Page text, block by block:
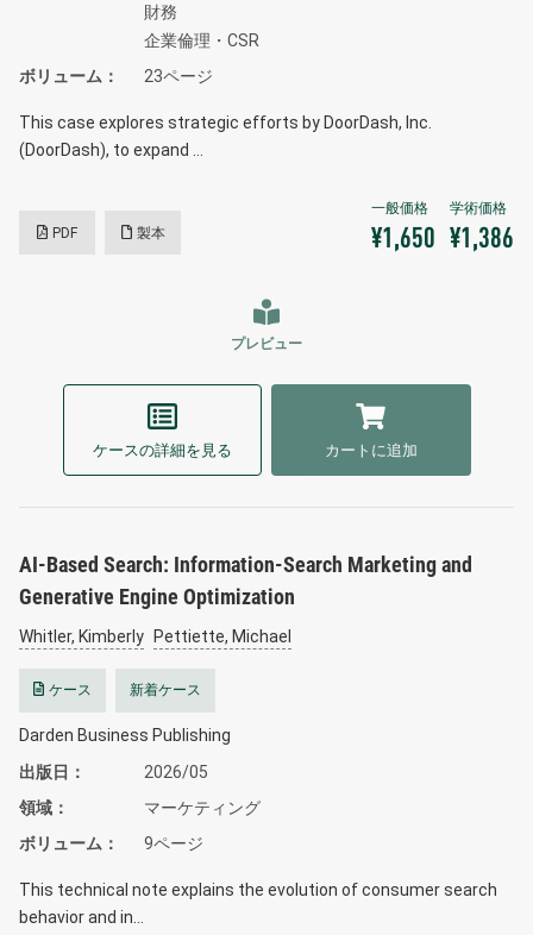
財務
企業倫理・CSR
ボリューム
23ページ
This case explores strategic efforts by DoorDash, Inc.
(DoorDash), to expand …
PDF 製本 ¥1,650 ¥1,386
プレビュー
ケースの詳細を見る カートに追加
AI-Based Search: Information-Search Marketing and
Generative Engine Optimization
Whitler, Kimberly Pettiette, Michael
ケース 新着ケース
Darden Business Publishing
出版日
2026/05
領域
マーケティング
ボリューム
9ページ
This technical note explains the evolution of consumer search
behavior and in…